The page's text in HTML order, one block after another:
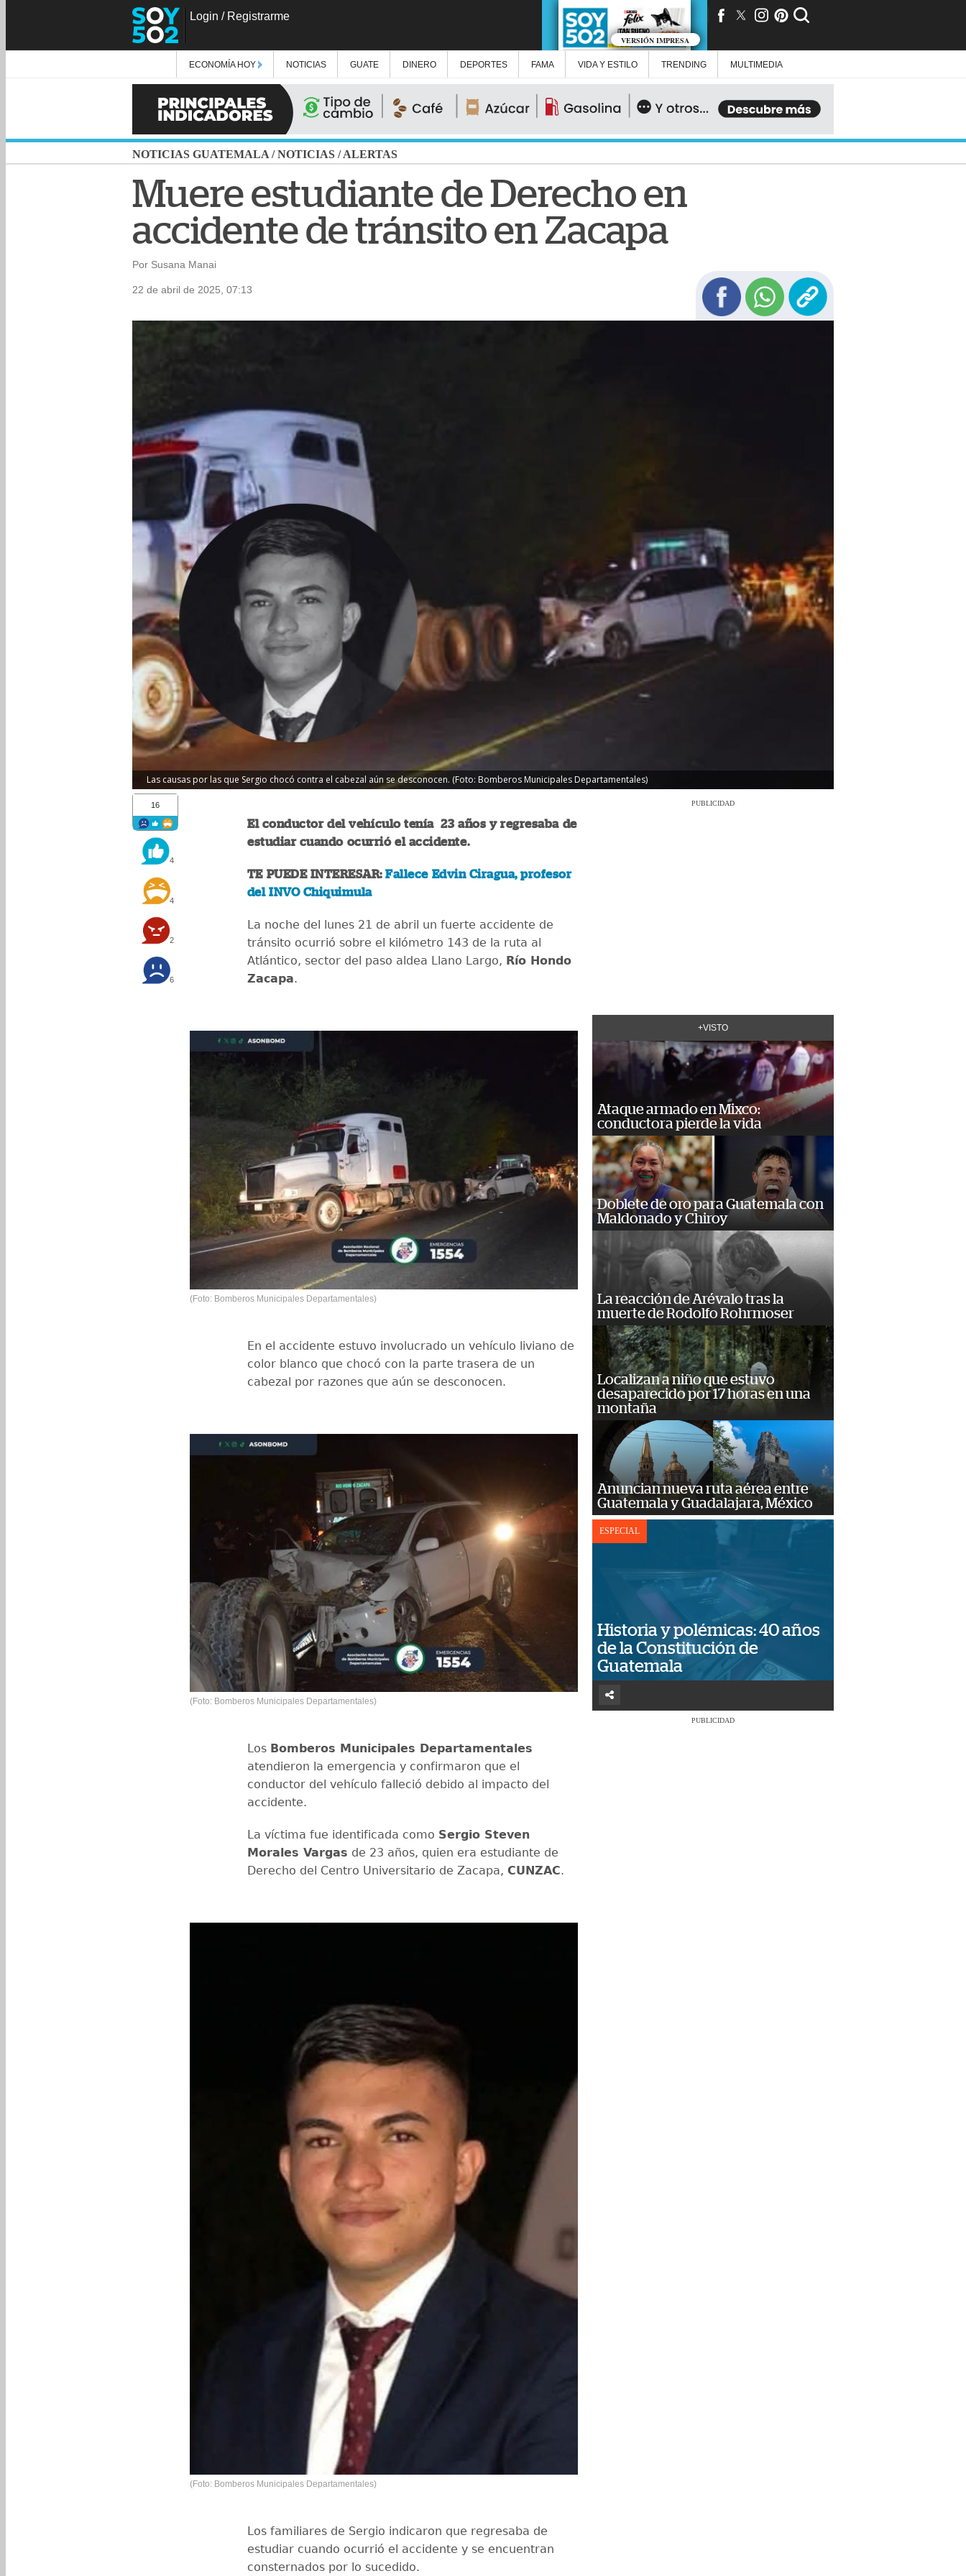
Login / Registrarme
VERSIÓN IMPRESA
ECONOMÍA HOY NOTICIAS GUATE DINERO DEPORTES FAMA VIDA Y ESTILO TRENDING MULTIMEDIA
NOTICIAS GUATEMALA /NOTICIAS /ALERTAS
Muere estudiante de Derecho en
accidente de tránsito en Zacapa
Por Susana Manai
22 de abril de 2025, 07:13
Las causas por las que Sergio chocó contra el cabezal aún se desconocen. (Foto: Bomberos Municipales Departamentales)
16
4
4
2
6
El conductor del vehículo tenía 23 años y regresaba de
estudiar cuando ocurrió el accidente.
TE PUEDE INTERESAR:Fallece Edvin Ciragua, profesor
del INVO Chiquimula
La noche del lunes 21 de abril un fuerte accidente de
tránsito ocurrió sobre el kilómetro 143 de la ruta al
Atlántico, sector del paso aldea Llano Largo, Río Hondo
Zacapa.
(Foto: Bomberos Municipales Departamentales)
En el accidente estuvo involucrado un vehículo liviano de
color blanco que chocó con la parte trasera de un
cabezal por razones que aún se desconocen.
(Foto: Bomberos Municipales Departamentales)
Los Bomberos Municipales Departamentales
atendieron la emergencia y confirmaron que el
conductor del vehículo falleció debido al impacto del
accidente.
La víctima fue identificada como Sergio Steven
Morales Vargas de 23 años, quien era estudiante de
Derecho del Centro Universitario de Zacapa, CUNZAC.
(Foto: Bomberos Municipales Departamentales)
Los familiares de Sergio indicaron que regresaba de
estudiar cuando ocurrió el accidente y se encuentran
consternados por lo sucedido.
PUBLICIDAD
+VISTO
Ataque armado en Mixco:
conductora pierde la vida
Doblete de oro para Guatemala con
Maldonado y Chiroy
La reacción de Arévalo tras la
muerte de Rodolfo Rohrmoser
Localizan a niño que estuvo
desaparecido por 17 horas en una
montaña
Anuncian nueva ruta aérea entre
Guatemala y Guadalajara, México
ESPECIAL
Historia y polémicas: 40 años
de la Constitución de
Guatemala
PUBLICIDAD